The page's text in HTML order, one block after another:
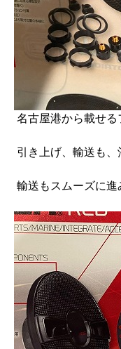
名古屋港から載せ
引き上げ、輸送も
輸送もスムーズに